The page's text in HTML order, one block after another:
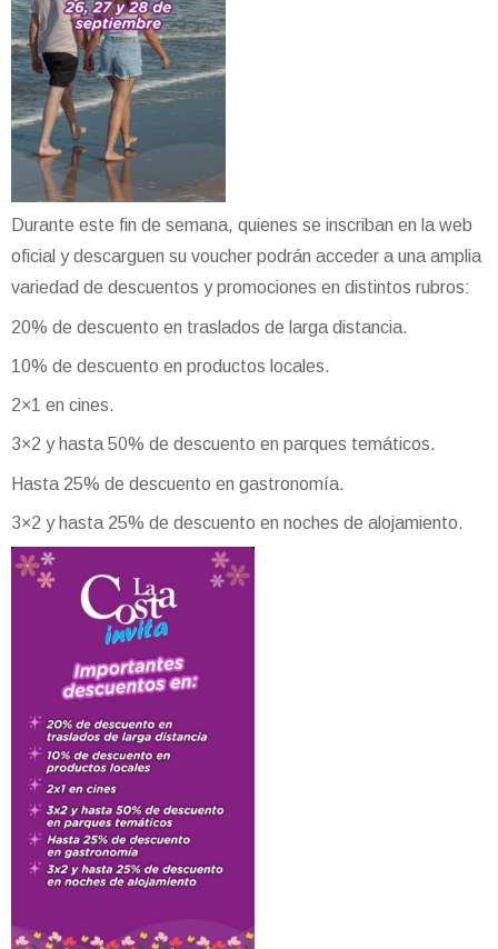
Durante este fin de semana, quienes se inscriban en la web
oficial y descarguen su voucher podrán acceder a una amplia
variedad de descuentos y promociones en distintos rubros:
20% de descuento en traslados de larga distancia.
10% de descuento en productos locales.
2×1 en cines.
3×2 y hasta 50% de descuento en parques temáticos.
Hasta 25% de descuento en gastronomía.
3×2 y hasta 25% de descuento en noches de alojamiento.